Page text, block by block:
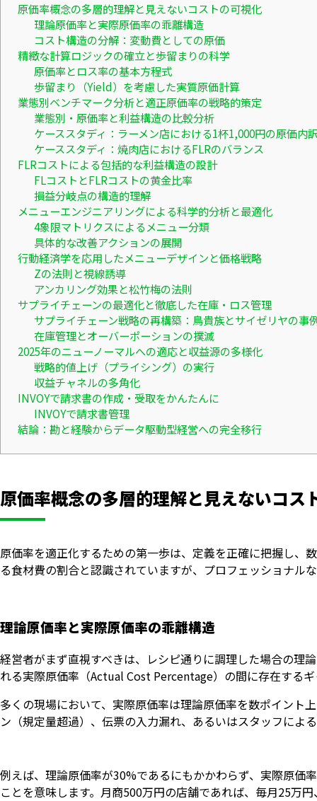
原価率概念の多層的理解と見えないコストの可視化
理論原価率と実際原価率の乖離構造
コスト構造の分解：変動費としての原価
精緻な計算ロジックの確立と歩留まりの科学
原価率とロス率の基本方程式
歩留まり（Yield）を考慮した実質原価計算
業態別ベンチマーク分析と適正原価率の戦略的策定
業態別・原価率と利益構造の比較分析
ケーススタディ：ラーメン店における1杯1,000円の原価内
ケーススタディ：焼肉店におけるFLRのバランス
FLRコストによる包括的な利益構造の設計
FLコストとFLRコストの黄金比率
損益分岐点の構造的理解
メニューエンジニアリングによる科学的分析と最適化
4象限マトリクスによるメニュー分類
具体的な改善アクションの展開
行動経済学を応用したメニューデザインと価格戦略
Zの法則と視線誘導
アンカリング効果と松竹梅の法則
サプライチェーンの最適化と徹底した在庫・ロス管理
サプライチェーン戦略の再構築：鳥貴族とサイゼリヤの事
在庫管理とオーバーポーションの撲滅
2025年のニューノーマルへの適応と収益源の多様化
戦略的値上げ（プライシング）の実行
収益チャネルの多角化
INVOYで請求書の作成・受取をかんたんに
INVOYで請求書管理
結論：勘と経験からデータ駆動型経営への完全移行
原価率概念の多層的理解と見えないコス
原価率を適正化するための第一歩は、定義を正確に把握し、
る食材費の割合と認識されていますが、プロフェッショナル
理論原価率と実際原価率の乖離構造
経営者がまず直視すべきは、レシピ通りに調理した場合の
れる実際原価率（Actual Cost Percentage）の間に存在する
多くの現場において、実際原価率は理論原価率を数ポイント
ン（規定量超過）、伝票の入力漏れ、あるいはスタッフによ
例えば、理論原価率が30%であるにもかかわらず、実際原価
ことを意味します。月商500万円の店舗であれば、毎月25万